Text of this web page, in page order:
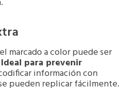
marcado a color puede ser
Ideal para prevenir
información con
pueden replicar fácilmente.